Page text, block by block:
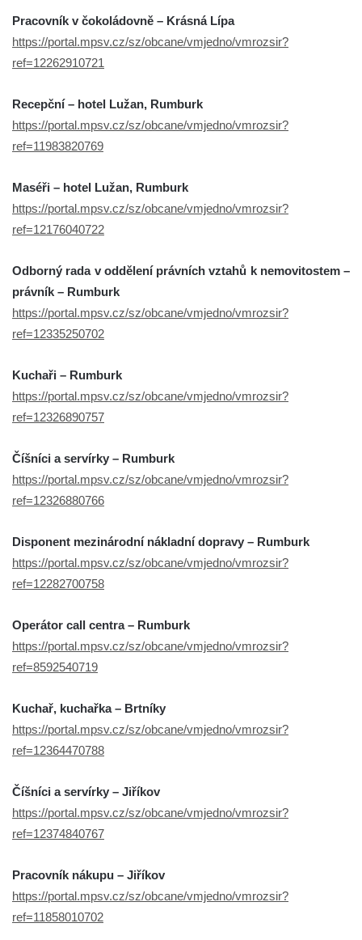
Pracovník v čokoládovně – Krásná Lípa
https://portal.mpsv.cz/sz/obcane/vmjedno/vmrozsir?
ref=12262910721
Recepční – hotel Lužan, Rumburk
https://portal.mpsv.cz/sz/obcane/vmjedno/vmrozsir?
ref=11983820769
Maséři – hotel Lužan, Rumburk
https://portal.mpsv.cz/sz/obcane/vmjedno/vmrozsir?
ref=12176040722
Odborný rada v oddělení právních vztahů k nemovitostem –
právník – Rumburk
https://portal.mpsv.cz/sz/obcane/vmjedno/vmrozsir?
ref=12335250702
Kuchaři – Rumburk
https://portal.mpsv.cz/sz/obcane/vmjedno/vmrozsir?
ref=12326890757
Číšníci a servírky – Rumburk
https://portal.mpsv.cz/sz/obcane/vmjedno/vmrozsir?
ref=12326880766
Disponent mezinárodní nákladní dopravy – Rumburk
https://portal.mpsv.cz/sz/obcane/vmjedno/vmrozsir?
ref=12282700758
Operátor call centra – Rumburk
https://portal.mpsv.cz/sz/obcane/vmjedno/vmrozsir?
ref=8592540719
Kuchař, kuchařka – Brtníky
https://portal.mpsv.cz/sz/obcane/vmjedno/vmrozsir?
ref=12364470788
Číšníci a servírky – Jiříkov
https://portal.mpsv.cz/sz/obcane/vmjedno/vmrozsir?
ref=12374840767
Pracovník nákupu – Jiříkov
https://portal.mpsv.cz/sz/obcane/vmjedno/vmrozsir?
ref=11858010702